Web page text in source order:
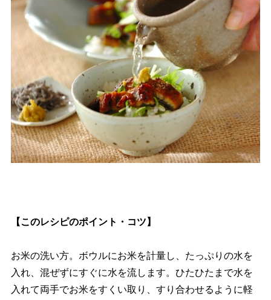
【このレシピのポイント・コツ】
お米の洗い方。ボウルにお米を計量し、たっぷりの水を
入れ、混ぜずにすぐに水を流します。ひたひたまで水を
入れて両手でお米をすくい取り、すり合わせるように軽